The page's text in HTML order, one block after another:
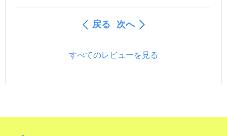
戻る 次へ
すべてのレビューを見る